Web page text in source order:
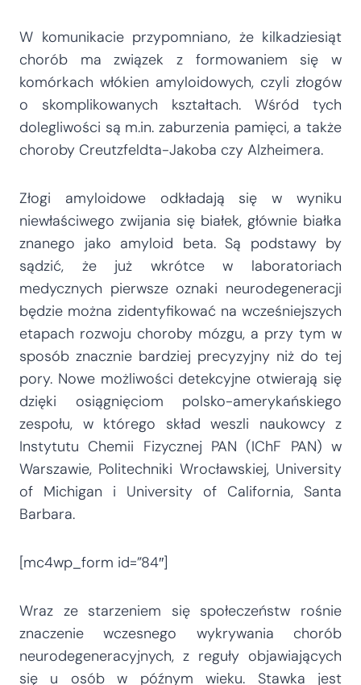
W komunikacie przypomniano, że kilkadziesiąt
chorób ma związek z formowaniem się w
komórkach włókien amyloidowych, czyli złogów
o skomplikowanych kształtach. Wśród tych
dolegliwości są m.in. zaburzenia pamięci, a także
choroby Creutzfeldta-Jakoba czy Alzheimera.
Złogi amyloidowe odkładają się w wyniku
niewłaściwego zwijania się białek, głównie białka
znanego jako amyloid beta. Są podstawy by
sądzić, że już wkrótce w laboratoriach
medycznych pierwsze oznaki neurodegeneracji
będzie można zidentyfikować na wcześniejszych
etapach rozwoju choroby mózgu, a przy tym w
sposób znacznie bardziej precyzyjny niż do tej
pory. Nowe możliwości detekcyjne otwierają się
dzięki osiągnięciom polsko-amerykańskiego
zespołu, w którego skład weszli naukowcy z
Instytutu Chemii Fizycznej PAN (IChF PAN) w
Warszawie, Politechniki Wrocławskiej, University
of Michigan i University of California, Santa
Barbara.
[mc4wp_form id=”84″]
Wraz ze starzeniem się społeczeństw rośnie
znaczenie wczesnego wykrywania chorób
neurodegeneracyjnych, z reguły objawiających
się u osób w późnym wieku. Stawka jest